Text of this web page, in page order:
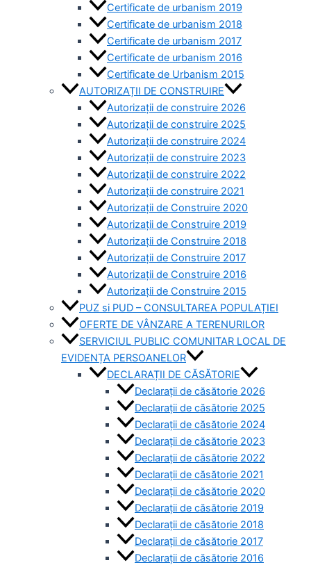
Certificate de urbanism 2019
Certificate de urbanism 2018
Certificate de urbanism 2017
Certificate de urbanism 2016
Certificate de Urbanism 2015
AUTORIZAȚII DE CONSTRUIRE
Autorizații de construire 2026
Autorizații de construire 2025
Autorizații de construire 2024
Autorizații de construire 2023
Autorizații de construire 2022
Autorizații de construire 2021
Autorizații de Construire 2020
Autorizații de Construire 2019
Autorizaţii de Construire 2018
Autorizaţii de Construire 2017
Autorizaţii de Construire 2016
Autorizaţii de Construire 2015
PUZ si PUD – CONSULTAREA POPULAȚIEI
OFERTE DE VÂNZARE A TERENURILOR
SERVICIUL PUBLIC COMUNITAR LOCAL DE
EVIDENȚA PERSOANELOR
DECLARAȚII DE CĂSĂTORIE
Declarații de căsătorie 2026
Declarații de căsătorie 2025
Declarații de căsătorie 2024
Declarații de căsătorie 2023
Declarații de căsătorie 2022
Declarații de căsătorie 2021
Declarații de căsătorie 2020
Declarații de căsătorie 2019
Declarații de căsătorie 2018
Declarații de căsătorie 2017
Declarații de căsătorie 2016